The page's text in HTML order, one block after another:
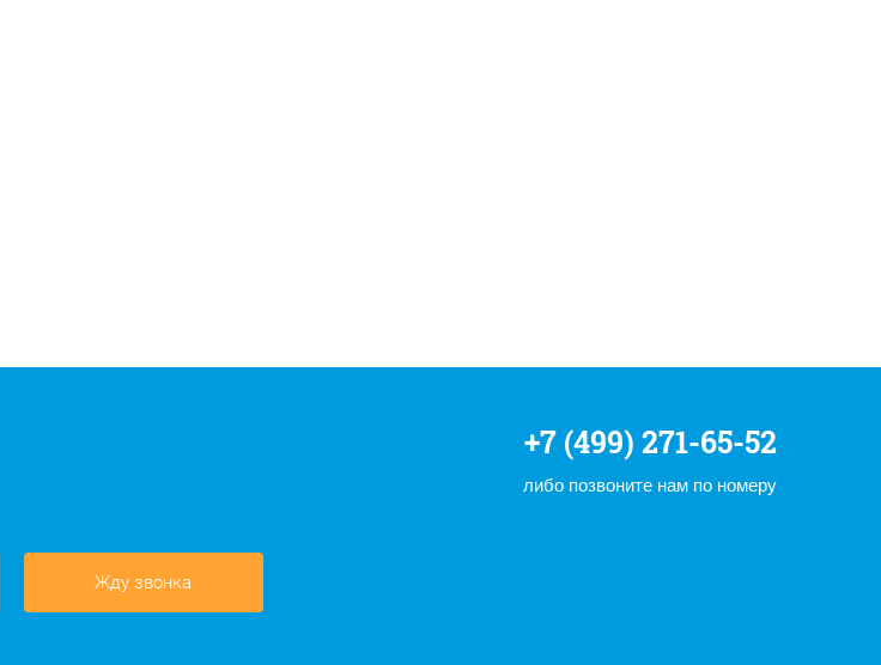
+7 (499) 271-65-52
либо позвоните нам по номеру
Жду звонка